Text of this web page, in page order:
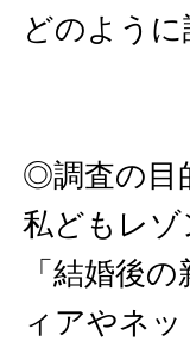
どのよう
◎調査の目
私どもレゾ
「結婚後
ィアやネ